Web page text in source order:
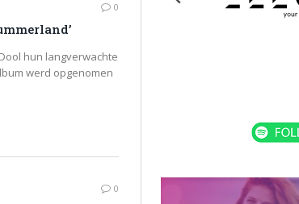
0
hun langverwachte
werd opgenomen
0